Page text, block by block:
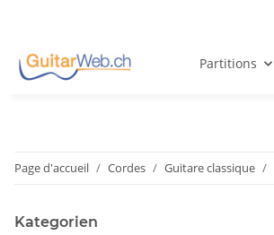
Partitions
Page d'accueil Cordes Guitare classique
Kategorien